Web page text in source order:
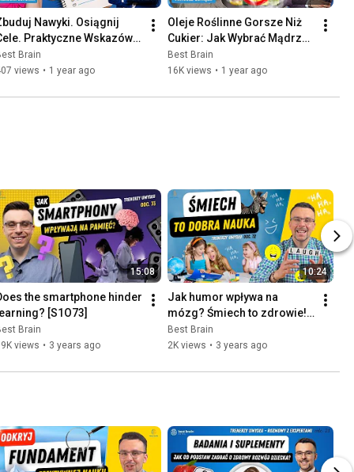
Nawyki. Osiągnij
Praktyczne Wskazówki
rozmowa z Klaudią
[S3O32]
Brain
views • 1 year ago
Oleje Roślinne Gorsze Niż
Cukier: Jak Wybrać Mądrze?
- rozmowa z Mateuszem
Ostręgą [S3O31]
Best Brain
16K views • 1 year ago
15:08
the smartphone hinder
learning? [S1O73]
Brain
views • 3 years ago
10:24
Jak humor wpływa na
mózg? Śmiech to zdrowie!
[S1O72]
Best Brain
2K views • 3 years ago